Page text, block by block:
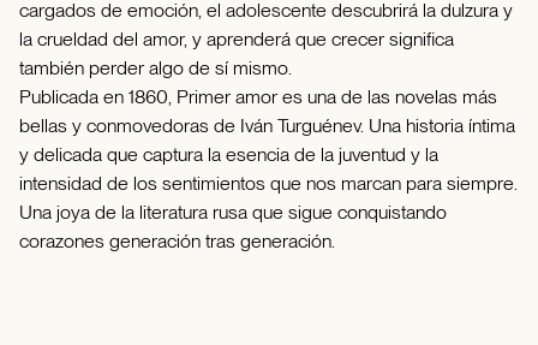
cargados de emoción, el adolescente descubrirá la dulzura y
la crueldad del amor, y aprenderá que crecer significa
también perder algo de sí mismo.
Publicada en 1860, Primer amor es una de las novelas más
bellas y conmovedoras de Iván Turguénev. Una historia íntima
y delicada que captura la esencia de la juventud y la
intensidad de los sentimientos que nos marcan para siempre.
Una joya de la literatura rusa que sigue conquistando
corazones generación tras generación.